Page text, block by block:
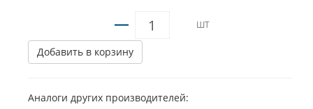
ШТ
Добавить в корзину
Аналоги других производителей: